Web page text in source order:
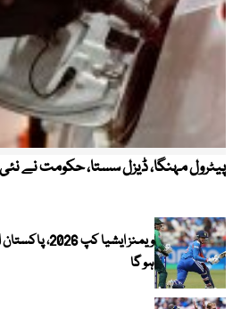
پیٹرول مہنگا، ڈیزل سستا، حکومت نے
ویمنز ایشیا
ہو گا